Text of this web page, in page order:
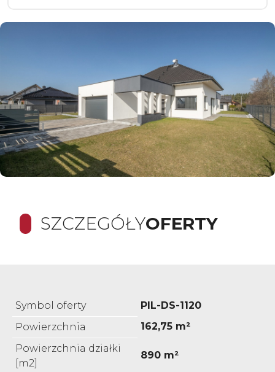
SZCZEGÓŁYOFERTY
Symbol oferty
PIL-DS-1120
Powierzchnia
162,75 m²
Powierzchnia działki
[m2]
890 m²